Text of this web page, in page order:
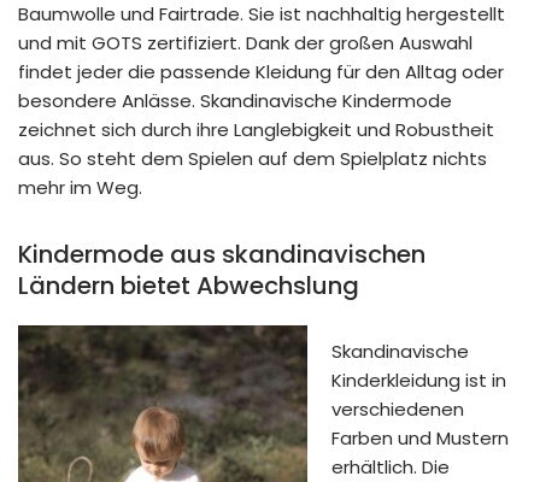
Baumwolle und Fairtrade. Sie ist nachhaltig hergestellt
und mit GOTS zertifiziert. Dank der großen Auswahl
findet jeder die passende Kleidung für den Alltag oder
besondere Anlässe. Skandinavische Kindermode
zeichnet sich durch ihre Langlebigkeit und Robustheit
aus. So steht dem Spielen auf dem Spielplatz nichts
mehr im Weg.
Kindermode aus skandinavischen
Ländern bietet Abwechslung
Skandinavische
Kinderkleidung ist in
verschiedenen
Farben und Mustern
erhältlich. Die